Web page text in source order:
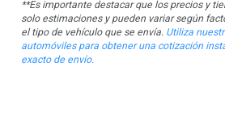
**Es importante destacar que los precios y
solo estimaciones y pueden variar según
el tipo de vehículo que se envía. Utiliza
automóviles para obtener una cotización
exacto de envío.